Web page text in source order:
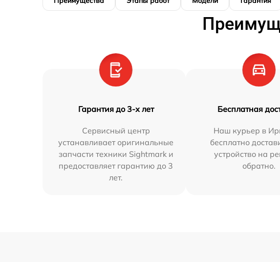
Гарантия до 3-х лет
Сервисный центр
устанавливает оригинальные
запчасти техники Sightmark и
предоставляет гарантию до 3
лет.
Бесплатная
Наш курьер в
бесплатно
устройство на
обратно.